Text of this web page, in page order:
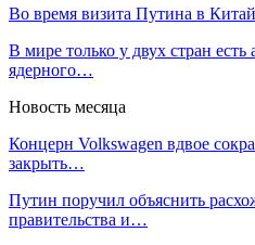
Во время визита Путина в
В мире только у двух стран
ядерного…
Новость месяца
Концерн Volkswagen вдвое
закрыть…
Путин поручил объяснить
правительства и…